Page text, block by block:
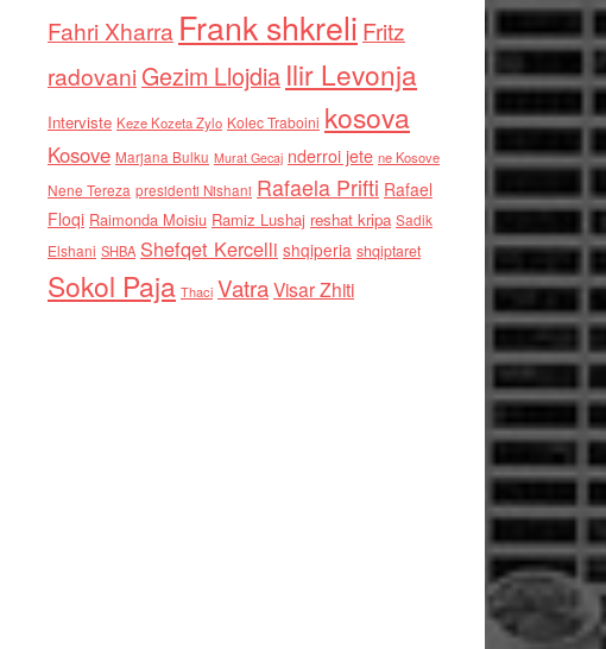
Fahri Xharra Frank shkreli Fritz
radovaniGezim Llojdia Ilir Levonja
Interviste Keze Kozeta Zylo Kolec Traboini kosova
Kosove Marjana Bulku Murat Gecaj nderroi jete ne Kosove
Nene Tereza presidenti Nishani Rafaela Prifti Rafael
Floqi Raimonda Moisiu Ramiz Lushaj reshat kripa Sadik
Elshani SHBA Shefqet Kercelli shqiperia shqiptaret
Sokol Paja Thaci VatraVisar Zhiti